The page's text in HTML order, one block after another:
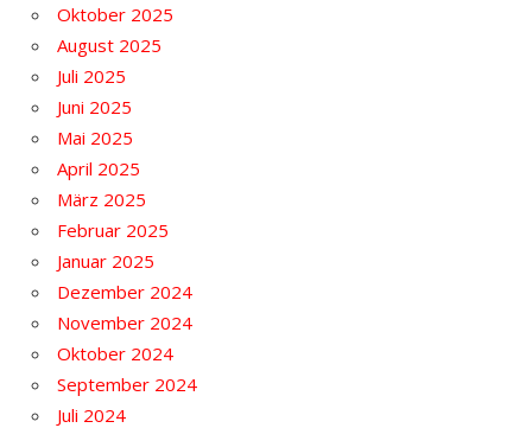
Oktober 2025
August 2025
Juli 2025
Juni 2025
Mai 2025
April 2025
März 2025
Februar 2025
Januar 2025
Dezember 2024
November 2024
Oktober 2024
September 2024
Juli 2024